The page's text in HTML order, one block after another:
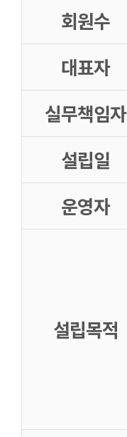
회원수
대표자
실무책임자
설립일
운영자
설립목적